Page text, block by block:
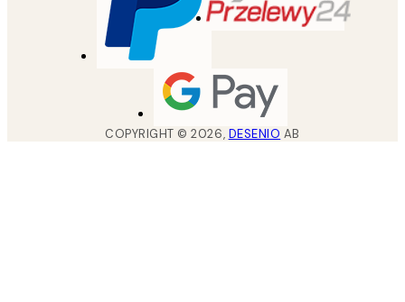
COPYRIGHT ©2026, DESENIO AB